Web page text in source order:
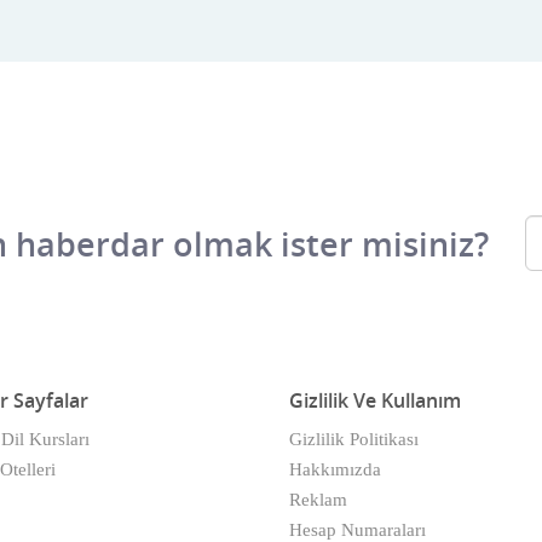
haberdar olmak ister misiniz?
Sayfalar
Kursları
Gizlilik Ve Kullanım
Gizlilik Politikası
Hakkımızda
Reklam
Hesap Numaraları